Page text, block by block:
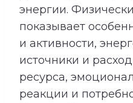
энергии.
показывает
и активности,
источники и
ресурса,
реакции и